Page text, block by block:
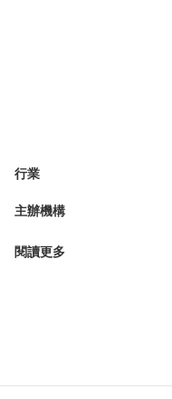
行業
主辦機構
閱讀更多